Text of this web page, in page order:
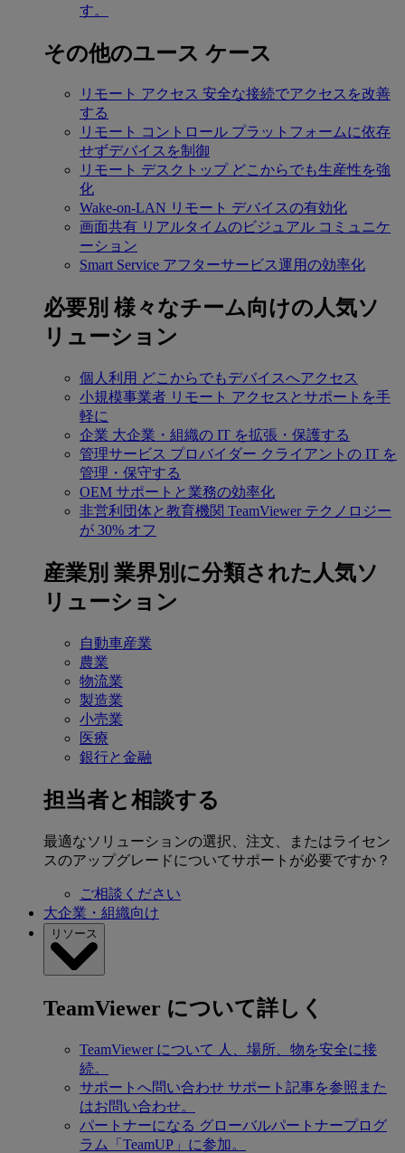
す。
その他のユース ケース
リモート アクセス 安全な接続でアクセスを改善
する
リモート コントロール プラットフォームに依存
せずデバイスを制御
リモート デスクトップ どこからでも生産性を強
化
Wake-on-LAN リモート デバイスの有効化
画面共有 リアルタイムのビジュアル コミュニケ
ーション
Smart Service アフターサービス運用の効率化
必要別 様々なチーム向けの人気ソ
リューション
個人利用 どこからでもデバイスへアクセス
小規模事業者 リモート アクセスとサポートを手
軽に
企業 大企業・組織の IT を拡張・保護する
管理サービス プロバイダー クライアントの IT を
管理・保守する
OEM サポートと業務の効率化
非営利団体と教育機関 TeamViewer テクノロジー
が 30% オフ
産業別 業界別に分類された人気ソ
リューション
自動車産業
農業
物流業
製造業
小売業
医療
銀行と金融
担当者と相談する
最適なソリューションの選択、注文、またはライセン
スのアップグレードについてサポートが必要ですか？
ご相談ください
大企業・組織向け
リソース
TeamViewer について詳しく
TeamViewer について 人、場所、物を安全に接
続。
サポートへ問い合わせ サポート記事を参照また
はお問い合わせ。
パートナーになる グローバルパートナープログ
ラム「TeamUP」に参加。